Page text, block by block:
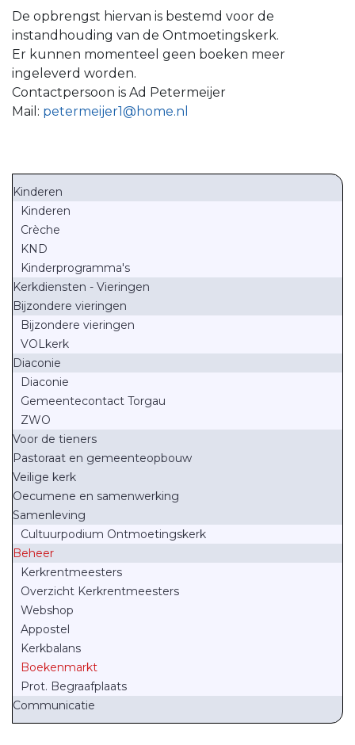
De opbrengst hiervan is bestemd voor de
instandhouding van de Ontmoetingskerk.
Er kunnen momenteel geen boeken meer
ingeleverd worden.
Contactpersoon is Ad Petermeijer
Mail: petermeijer1@home.nl
Kinderen
Kinderen
Crèche
KND
Kinderprogramma's
Kerkdiensten - Vieringen
Bijzondere vieringen
Bijzondere vieringen
VOLkerk
Diaconie
Diaconie
Gemeentecontact Torgau
ZWO
Voor de tieners
Pastoraat en gemeenteopbouw
Veilige kerk
Oecumene en samenwerking
Samenleving
Cultuurpodium Ontmoetingskerk
Beheer
Kerkrentmeesters
Overzicht Kerkrentmeesters
Webshop
Appostel
Kerkbalans
Boekenmarkt
Prot. Begraafplaats
Communicatie